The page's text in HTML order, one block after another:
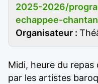
2025-2026/
echappee-
Organisateur :
Midi, heure du repas
par les artistes